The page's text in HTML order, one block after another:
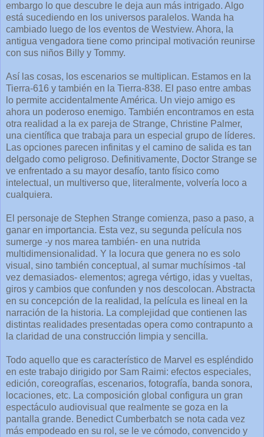
embargo lo que descubre le deja aun más intrigado. Algo
está sucediendo en los universos paralelos. Wanda ha
cambiado luego de los eventos de Westview. Ahora, la
antigua vengadora tiene como principal motivación reunirse
con sus niños Billy y Tommy.
Así las cosas, los escenarios se multiplican. Estamos en la
Tierra-616 y también en la Tierra-838. El paso entre ambas
lo permite accidentalmente América. Un viejo amigo es
ahora un poderoso enemigo. También encontramos en esta
otra realidad a la ex pareja de Strange, Christine Palmer,
una científica que trabaja para un especial grupo de líderes.
Las opciones parecen infinitas y el camino de salida es tan
delgado como peligroso. Definitivamente, Doctor Strange se
ve enfrentado a su mayor desafío, tanto físico como
intelectual, un multiverso que, literalmente, volvería loco a
cualquiera.
El personaje de Stephen Strange comienza, paso a paso, a
ganar en importancia. Esta vez, su segunda película nos
sumerge -y nos marea también- en una nutrida
multidimensionalidad. Y la locura que genera no es solo
visual, sino también conceptual, al sumar muchísimos -tal
vez demasiados- elementos; agrega vértigo, idas y vueltas,
giros y cambios que confunden y nos descolocan. Abstracta
en su concepción de la realidad, la película es lineal en la
narración de la historia. La complejidad que contienen las
distintas realidades presentadas opera como contrapunto a
la claridad de una construcción limpia y sencilla.
Todo aquello que es característico de Marvel es espléndido
en este trabajo dirigido por Sam Raimi: efectos especiales,
edición, coreografías, escenarios, fotografía, banda sonora,
locaciones, etc. La composición global configura un gran
espectáculo audiovisual que realmente se goza en la
pantalla grande. Benedict Cumberbatch se nota cada vez
más empodeado en su rol, se le ve cómodo, convencido y